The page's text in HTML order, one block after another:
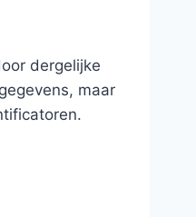
dergelijke
maar